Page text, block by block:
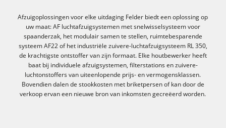
Afzuigoplossingen voor elke uitdaging Felder biedt een oplossing op
uw maat: AF luchtafzuigsystemen met snelwisselsysteem voor
spaanderzak, het modulair samen te stellen, ruimtebesparende
systeem AF22 of het industriële zuivere-luchtafzuigsysteem RL 350,
de krachtigste ontstoffer van zijn formaat. Elke houtbewerker heeft
baat bij individuele afzuigsystemen, filterstations en zuivere-
luchtonstoffers van uiteenlopende prijs- en vermogensklassen.
Bovendien dalen de stookkosten met briketpersen of kan door de
verkoop ervan een nieuwe bron van inkomsten gecreëerd worden.